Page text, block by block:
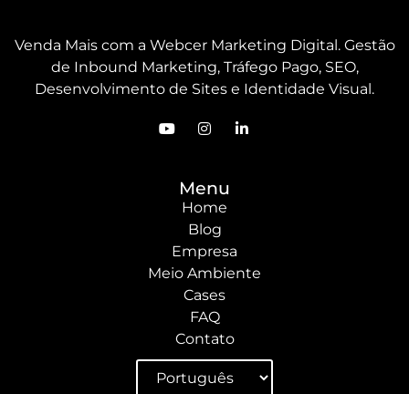
Venda Mais com a Webcer Marketing Digital. Gestão
de Inbound Marketing, Tráfego Pago, SEO,
Desenvolvimento de Sites e Identidade Visual.
Menu
Home
Blog
Empresa
Meio Ambiente
Cases
FAQ
Contato